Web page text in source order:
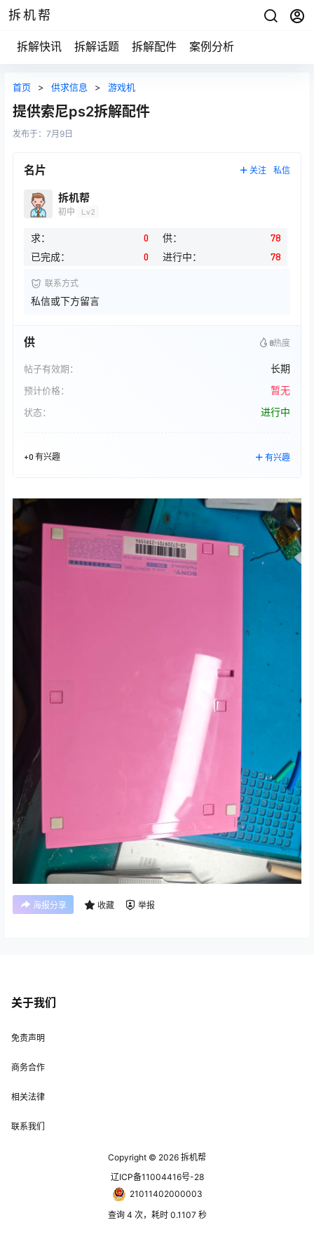
拆机帮
拆解快讯 拆解话题 拆解配件 案例分析
首页 > 供求信息 > 游戏机
提供索尼ps2拆解配件
发布于： 7月9日
名片 关注 私信
拆机帮
初中 Lv2
求： 0 供：
78
已完成：
0 进行中： 78
联系方式
私信或下方留言
供 8热度
帖子有效期： 长期
预计价格： 暂无
状态： 进行中
+0 有兴趣 有兴趣
海报分享 收藏 举报
关于我们
免责声明
商务合作
相关法律
联系我们
Copyright © 2026 拆机帮
辽ICP备11004416号-28
21011402000003
查询 4 次，耗时 0.1107 秒